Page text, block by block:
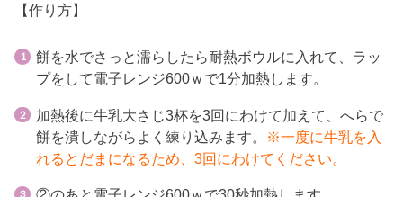
【作り方】
餅を水でさっと濡らしたら耐熱ボウルに入れて、ラッ
プをして電子レンジ600ｗで1分加熱します。
加熱後に牛乳大さじ3杯を3回にわけて加えて、へらで
餅を潰しながらよく練り込みます。
※一度に牛乳を入
れるとだまになるため、3回にわけてください。